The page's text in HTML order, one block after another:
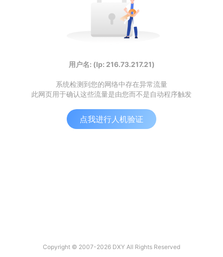
用户名: (Ip: 216.73.217.21)
系统检测到您的网络中存在异常流量
此网页用于确认这些流量是由您而不是自动程序触发
点我进行人机验证
Copyright © 2007-2026 DXY All Rights Reserved